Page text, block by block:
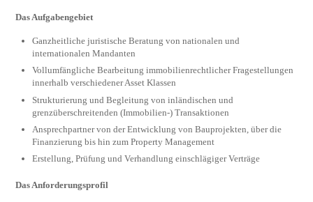
Das Aufgabengebiet
Ganzheitliche juristische Beratung von nationalen und
internationalen Mandanten
Vollumfängliche Bearbeitung immobilienrechtlicher Fragestellungen
innerhalb verschiedener Asset Klassen
Strukturierung und Begleitung von inländischen und
grenzüberschreitenden (Immobilien-) Transaktionen
Ansprechpartner von der Entwicklung von Bauprojekten, über die
Finanzierung bis hin zum Property Management
Erstellung, Prüfung und Verhandlung einschlägiger Verträge
Das Anforderungsprofil